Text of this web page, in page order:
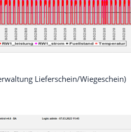
Lieferschein/Wiegeschein)